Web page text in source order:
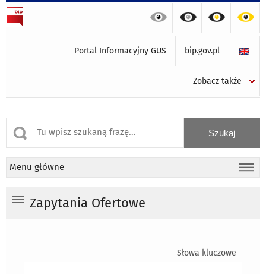
Portal Informacyjny GUS bip.gov.pl
Zobacz także
Menu główne
Zapytania Ofertowe
Słowa kluczowe